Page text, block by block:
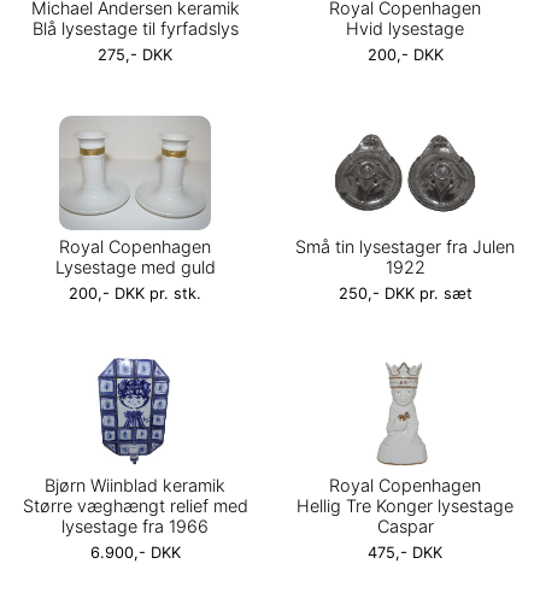
Michael Andersen keramik
Blå lysestage til fyrfadslys
275,- DKK
Royal Copenhagen
Hvid lysestage
200,- DKK
Royal Copenhagen
Lysestage med guld
200,- DKK pr. stk.
Små tin lysestager fra Julen
1922
250,- DKK pr. sæt
Bjørn Wiinblad keramik
Større væghængt relief med
lysestage fra 1966
6.900,- DKK
Royal Copenhagen
Hellig Tre Konger lysestage
Caspar
475,- DKK